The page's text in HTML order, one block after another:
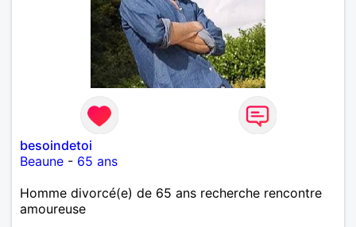
besoindetoi
Beaune - 65 ans
Homme divorcé(e) de 65 ans recherche rencontre
amoureuse